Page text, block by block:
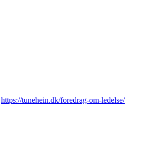
https://tunehein.dk/foredrag-om-ledelse/